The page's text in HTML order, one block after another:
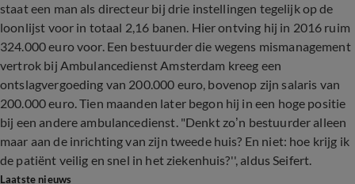
staat een man als directeur bij drie instellingen tegelijk op de
loonlijst voor in totaal 2,16 banen. Hier ontving hij in 2016 ruim
324.000 euro voor. Een bestuurder die wegens mismanagement
vertrok bij Ambulancedienst Amsterdam kreeg een
ontslagvergoeding van 200.000 euro, bovenop zijn salaris van
200.000 euro. Tien maanden later begon hij in een hoge positie
bij een andere ambulancedienst. "Denkt zo’n bestuurder alleen
maar aan de inrichting van zijn tweede huis? En niet: hoe krijg ik
de patiënt veilig en snel in het ziekenhuis?'', aldus Seifert.
Laatste nieuws